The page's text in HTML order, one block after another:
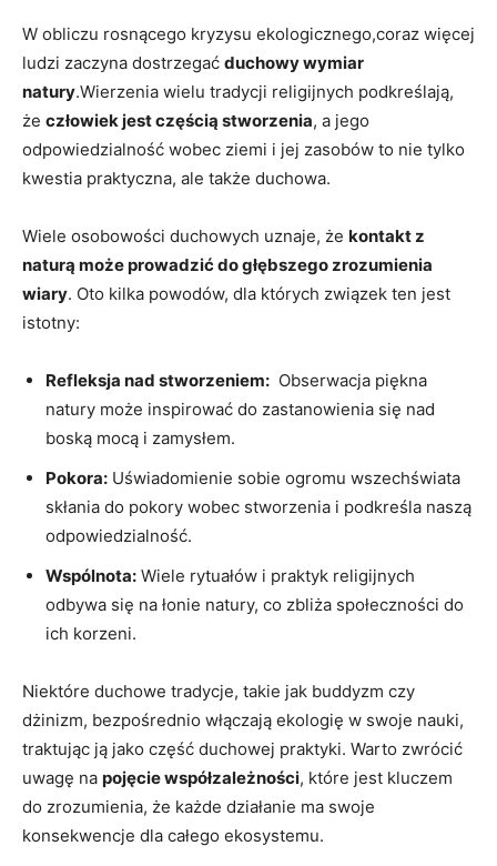
W obliczu rosnącego ‍kryzysu⁢ ekologicznego,coraz więcej
⁣ludzi zaczyna dostrzegać‌ duchowy wymiar
natury.Wierzenia wielu tradycji religijnych podkreślają,
że człowiek jest częścią stworzenia, a ⁣jego
⁢odpowiedzialność wobec ziemi i jej zasobów to nie tylko
kwestia praktyczna, ale także duchowa.‍
Wiele osobowości ⁢duchowych uznaje,​ że‌ kontakt z
naturą może prowadzić ⁢do głębszego zrozumienia
wiary. Oto kilka powodów, dla których związek ⁣ten jest
istotny:
Refleksja⁣ nad stworzeniem: ⁤ Obserwacja piękna
natury może inspirować do⁤ zastanowienia ‌się nad
boską‌ mocą ⁣i zamysłem.
Pokora: Uświadomienie sobie ogromu wszechświata
skłania do‍ pokory wobec​ stworzenia ​i podkreśla naszą‌
odpowiedzialność.
Wspólnota: Wiele rytuałów i praktyk religijnych
odbywa się ⁣na ⁢łonie ⁢natury, co zbliża społeczności do
ich‍ korzeni.
Niektóre⁤ duchowe‍ tradycje, takie‍ jak ⁤buddyzm czy
dżinizm,​ bezpośrednio włączają ekologię w‌ swoje nauki,
traktując ją jako część duchowej praktyki. Warto zwrócić
uwagę⁣ na⁣ pojęcie współzależności, które jest kluczem
‍do zrozumienia, że każde działanie ma swoje
konsekwencje‍ dla całego​ ekosystemu.